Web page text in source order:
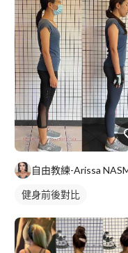
健身前後對比